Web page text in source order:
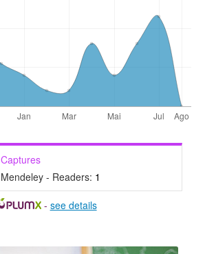
Captures
Mendeley - Readers: 1
- see details